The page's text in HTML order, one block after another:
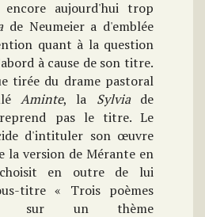
encore aujourd'hui trop
de Neumeier a d'emblée
quant à la question
à cause de son titre.
tirée du drame pastoral
Aminte, la Sylviade
pas le titre. Le
d'intituler son œuvre
la version de Mérante en
en outre de lui
titre « Trois poèmes
sur un thème